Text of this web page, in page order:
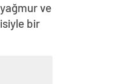
ve
bir